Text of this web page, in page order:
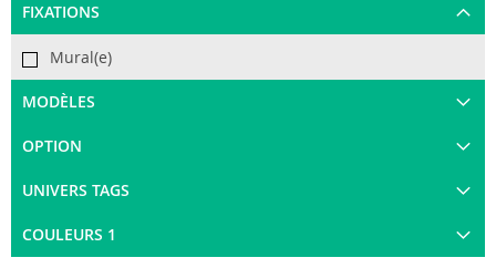
FIXATIONS
Mural(e)
MODÈLES
OPTION
UNIVERS TAGS
COULEURS 1